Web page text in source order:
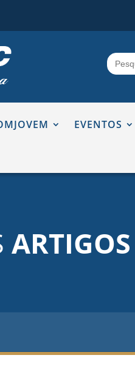
Search
for:
EVENTOS
ARTIGOS